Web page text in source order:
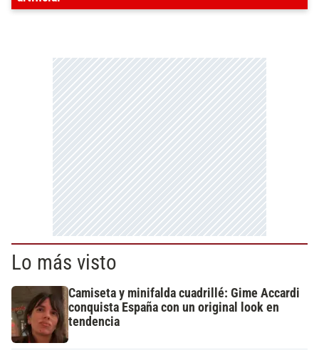
Lo más visto
Camiseta y minifalda cuadrillé: Gime Accardi
conquista España con un original look en
tendencia